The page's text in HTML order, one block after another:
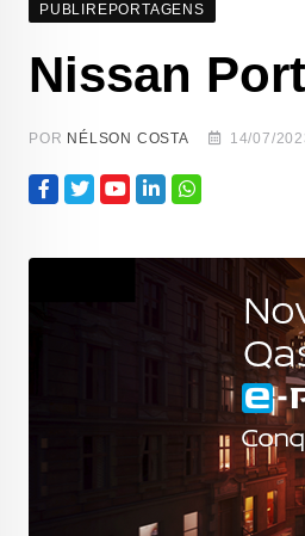
PUBLIREPORTAGENS
Nissan
POR NÉLSON COSTA 14/07/